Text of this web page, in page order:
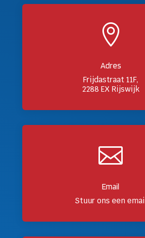

Adres
Frijdastraat 11F,
2288 EX Rijswijk

Email
Stuur ons een email